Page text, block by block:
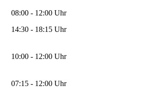
08:00 - 12:00 Uhr
14:30 - 18:15 Uhr
10:00 - 12:00 Uhr
07:15 - 12:00 Uhr